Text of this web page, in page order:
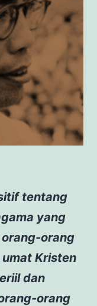
tentang
yang
orang
Kristen
dan
orang